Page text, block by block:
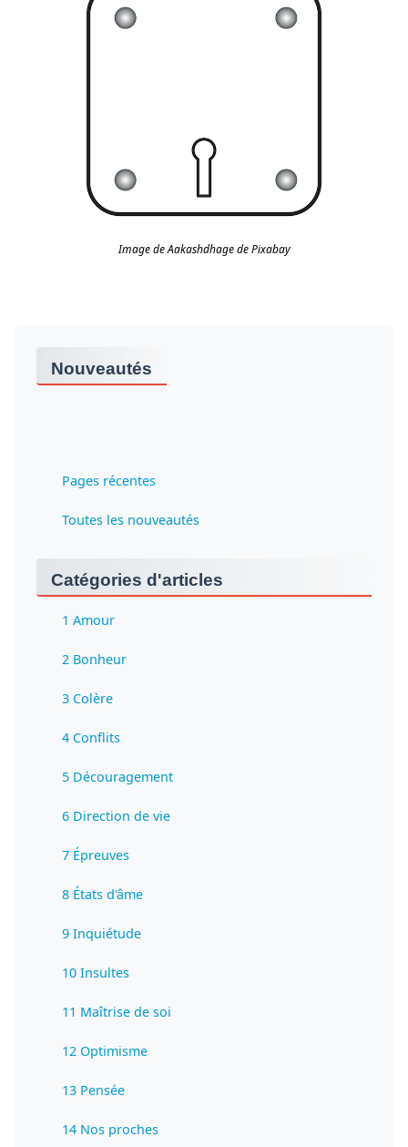
Image de Aakashdhage de Pixabay
Nouveautés
Pages récentes
Toutes les nouveautés
Catégories d'articles
1 Amour
2 Bonheur
3 Colère
4 Conflits
5 Découragement
6 Direction de vie
7 Épreuves
8 États d'âme
9 Inquiétude
10 Insultes
11 Maîtrise de soi
12 Optimisme
13 Pensée
14 Nos proches